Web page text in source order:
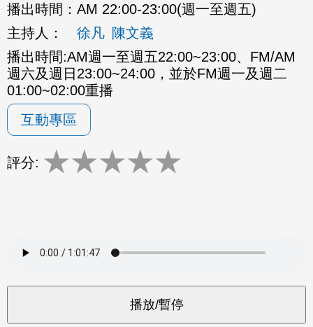
播出時間： AM 22:00-23:00(週一至週五)
主持人：
徐凡 陳文義
播出時間:AM週一至週五22:00~23:00、FM/AM
週六及週日23:00~24:00，並於FM週一及週二
01:00~02:00重播
互動專區
評分: ★★★★★